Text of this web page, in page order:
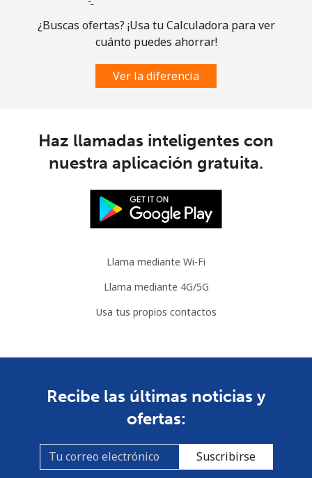
¿Buscas ofertas? ¡Usa tu Calculadora para ver
cuánto puedes ahorrar!
Ver la diferencia
Haz llamadas inteligentes con
nuestra aplicación gratuita.
Llama mediante Wi-Fi
Llama mediante 4G/5G
Usa tus propios contactos
Recibe las últimas noticias y
ofertas:
Suscribirse